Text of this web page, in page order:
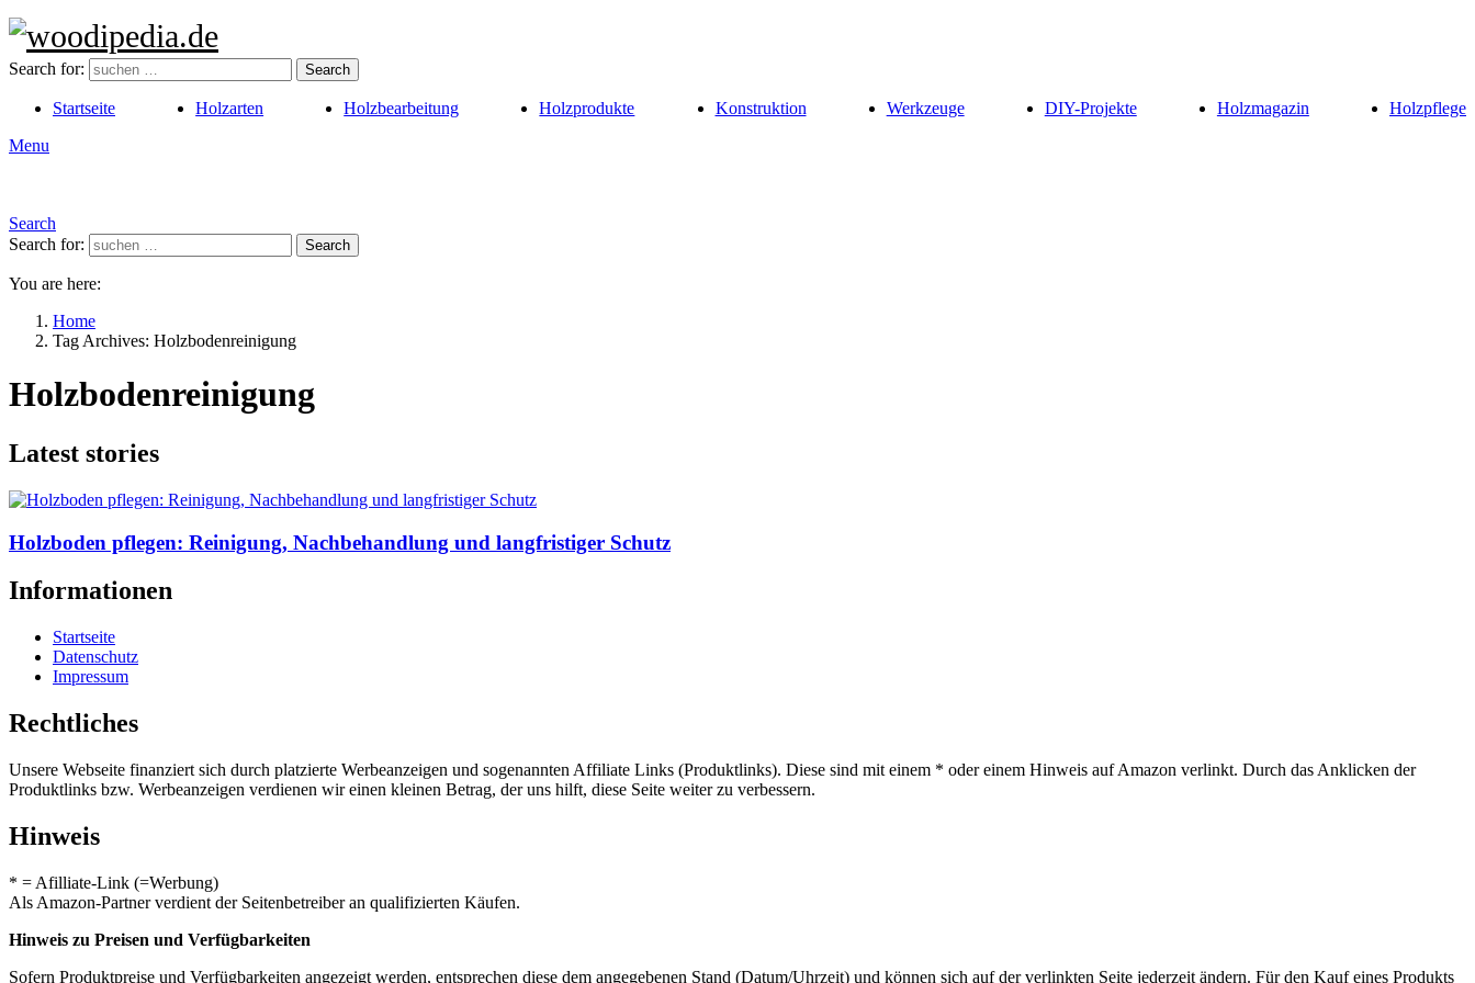
Search for: Search
Startseite Holzarten Holzbearbeitung Holzprodukte Konstruktion Werkzeuge DIY-Projekte Holzmagazin
Holzpflege
Menu
Search
Search for:
Search
You are here:
Home
Tag Archives: Holzbodenreinigung
Holzbodenreinigung
Latest stories
Holzboden pflegen: Reinigung, Nachbehandlung und langfristiger Schutz
Informationen
Startseite
Datenschutz
Impressum
Rechtliches
Unsere Webseite finanziert sich durch platzierte Werbeanzeigen und sogenannten Affiliate Links (Produktlinks). Diese sind mit einem * oder einem Hinweis auf Amazon verlinkt. Durch das Anklicken der
Produktlinks bzw. Werbeanzeigen verdienen wir einen kleinen Betrag, der uns hilft, diese Seite weiter zu verbessern.
Hinweis
* = Afilliate-Link (=Werbung)
Als Amazon-Partner verdient der Seitenbetreiber an qualifizierten Käufen.
Hinweis zu Preisen und Verfügbarkeiten
Sofern Produktpreise und Verfügbarkeiten angezeigt werden, entsprechen diese dem angegebenen Stand (Datum/Uhrzeit) und können sich auf der verlinkten Seite jederzeit ändern. Für den Kauf eines Produkts